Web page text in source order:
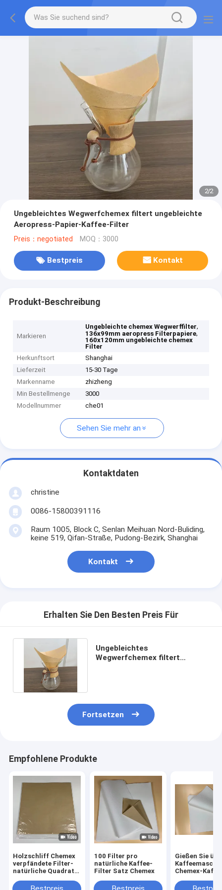
2/2
Ungebleichtes Wegwerfchemex filtert ungebleichte
Aeropress-Papier-Kaffee-Filter
Preis：negotiated MOQ：3000
Bestpreis Kontakt
Produkt-Beschreibung
Markieren
Ungebleichte chemex Wegwerffilter,
136x99mm aeropress Filterpapiere,
160x120mm ungebleichte chemex
Filter
Herkunftsort
Shanghai
Lieferzeit
15-30 Tage
Markenname
zhizheng
Min Bestellmenge
3000
Modellnummer
che01
Sehen Sie mehr an
Kontaktdaten
christine
0086-15800391116
Raum 1005, Block C, Senlan Meihuan Nord-Buliding,
keine 519, Qifan-Straße, Pudong-Bezirk, Shanghai
Kontakt
Erhalten Sie Den Besten Preis Für
Ungebleichtes
Wegwerfchemex filtert
Fortsetzen
Empfohlene Produkte
Holzschliff Chemex
verpfändete Filter-
natürliche Quadrat-
Extraktion
100 Filter pro
natürliche Kaffee-
Filter Satz Chemex
Gießen Sie
Chemex-